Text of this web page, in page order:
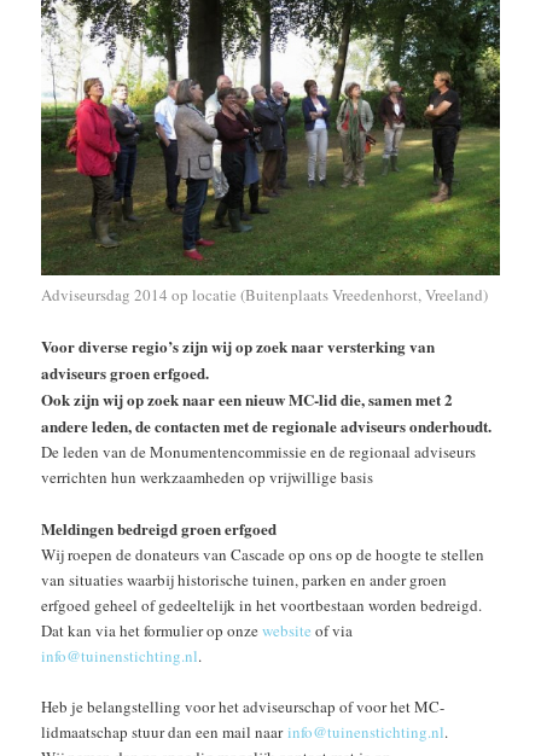
Adviseursdag 2014 op locatie (Buitenplaats Vreedenhorst, Vreeland)
Voor diverse regio’s zijn wij op zoek naar versterking van
adviseurs groen erfgoed.
Ook zijn wij op zoek naar een nieuw MC-lid die, samen met 2
andere leden, de contacten met de regionale adviseurs onderhoudt.
De leden van de Monumentencommissie en de regionaal adviseurs
verrichten hun werkzaamheden op vrijwillige basis
Meldingen bedreigd groen erfgoed
Wij roepen de donateurs van Cascade op ons op de hoogte te stellen
van situaties waarbij historische tuinen, parken en ander groen
erfgoed geheel of gedeeltelijk in het voortbestaan worden bedreigd.
Dat kan via het formulier op onzewebsiteof via
info@tuinenstichting.nl.
Heb je belangstelling voor het adviseurschap of voor het MC-
lidmaatschap stuur dan een mail naarinfo@tuinenstichting.nl.